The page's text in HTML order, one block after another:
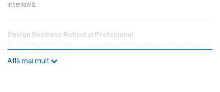
intensivă.
Design Business Robust și Profesional
performanță în activitatea zilnică.
Află mai mult